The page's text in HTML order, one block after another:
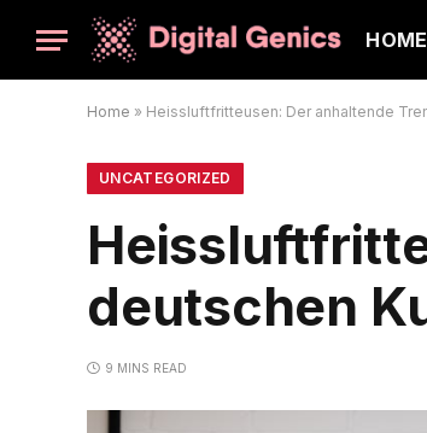
HOME
Home » Heissluftfritteusen: Der anhaltende
UNCATEGORIZED
deutschen
9 MINS READ